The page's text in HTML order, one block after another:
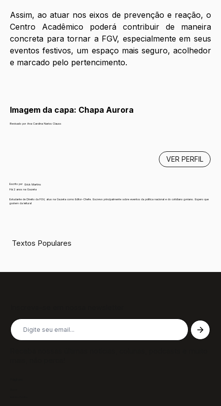
Assim, ao atuar nos eixos de prevenção e reação, o
Centro Acadêmico poderá contribuir de maneira
concreta para tornar a FGV, especialmente em seus
eventos festivos, um espaço mais seguro, acolhedor
e marcado pelo pertencimento.
Imagem da capa: Chapa Aurora
Revisado por Ana Carolina Narios Clauss
Escrito por
Erick Martins
Há 2 anos na Gazeta
Estudante de Direito da FGV, atuo na Gazeta como Editor-Chefe. Escrevo principalmente sobre eventos da política nacional e do cotidiano gvniano. Espero que
gostem da leitura!
VER PERFIL
Textos Populares